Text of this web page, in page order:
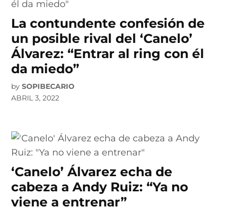
La contundente confesión de
un posible rival del ‘Canelo’
Álvarez: “Entrar al ring con él
da miedo”
by SOPIBECARIO
ABRIL 3, 2022
‘Canelo’ Álvarez echa de
cabeza a Andy Ruiz: “Ya no
viene a entrenar”